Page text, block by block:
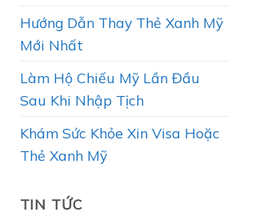
Hướng Dẫn Thay Thẻ Xanh Mỹ
Mới Nhất
Làm Hộ Chiếu Mỹ Lần Đầu
Sau Khi Nhập Tịch
Khám Sức Khỏe Xin Visa Hoặc
Thẻ Xanh Mỹ
TIN TỨC